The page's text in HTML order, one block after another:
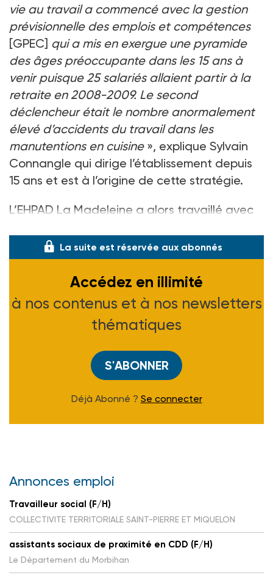
vie au travail a commencé avec la gestion
prévisionnelle des emplois et compétences
[GPEC] qui a mis en exergue une pyramide
des âges préoccupante dans les 15 ans à
venir puisque 25 salariés allaient partir à la
retraite en 2008-2009. Le second
déclencheur était le nombre anormalement
élevé d’accidents du travail dans les
manutentions en cuisine», explique Sylvain
Connangle qui dirige l’établissement depuis
15 ans et est à l’origine de cette stratégie.
L’EHPAD La Madeleine a alors travaillé avec
La suite est réservée aux abonnés
Accédez en illimité
à nos contenus et à nos newsletters
thématiques
S'ABONNER
Déjà Abonné ? Se connecter
Annonces emploi
Travailleur social (F/H)
COLLECTIVITE TERRITORIALE SAINT-PIERRE ET MIQUELON
assistants sociaux de proximité en CDD (F/H)
Le Département du Morbihan